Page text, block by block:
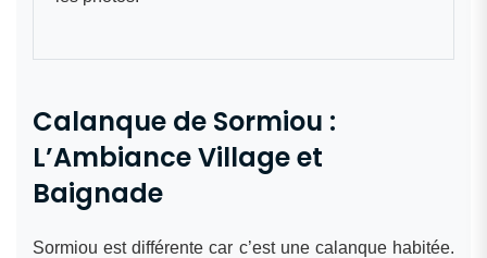
Calanque de Sormiou :
L’Ambiance Village et
Baignade
Sormiou est différente car c’est une calanque habitée.